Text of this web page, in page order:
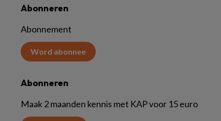
Abonneren
Abonnement
Word abonnee
Abonneren
Maak 2 maanden kennis met KAP voor 15 euro